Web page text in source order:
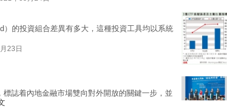
的投資組合差異有多大，這種投資工具均以系統
23日
標誌着內地金融市場雙向對外開放的關鍵一步，並